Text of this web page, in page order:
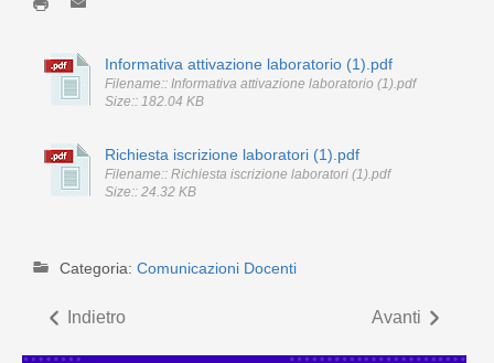
Informativa attivazione laboratorio (1).pdf
Filename:: Informativa attivazione laboratorio (1).pdf
Size:: 182.04 KB
Richiesta iscrizione laboratori (1).pdf
Filename:: Richiesta iscrizione laboratori (1).pdf
Size:: 24.32 KB
Categoria: Comunicazioni Docenti
Indietro Avanti